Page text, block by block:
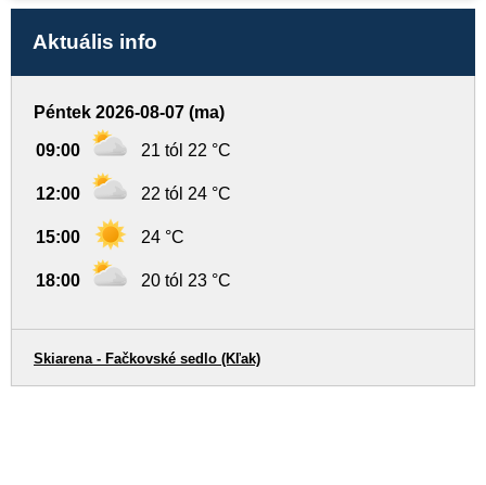
Aktuális info
Péntek 2026-08-07 (ma)
09:00 21 tól 22 °C
12:00 22 tól 24 °C
15:00 24 °C
18:00 20 tól 23 °C
Skiarena - Fačkovské sedlo (Kľak)